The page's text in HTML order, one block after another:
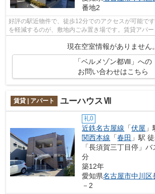
番地2
好評の駅近物件で、徒歩12分でのアクセスが可能で
を軽減するのが、敷地内ごみ置き場です。賃貸アパ
お問い合わせください。利便性の高い...
現在空室情報がありません。
「ベルメゾン都Ⅷ」への
お問い合わせはこちら
賃貸 | アパート ユーハウスⅦ
礼0
近鉄名古屋線 「伏屋
関西本線 「春田 」駅
「長須賀三丁目停」
分
築12年
愛知県名古屋市中川区
－2